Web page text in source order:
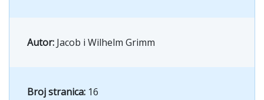
Autor: Jacob i Wilhelm Grimm
Broj stranica: 16